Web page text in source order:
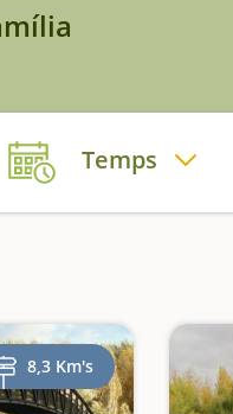
Temps
8,3 Km's